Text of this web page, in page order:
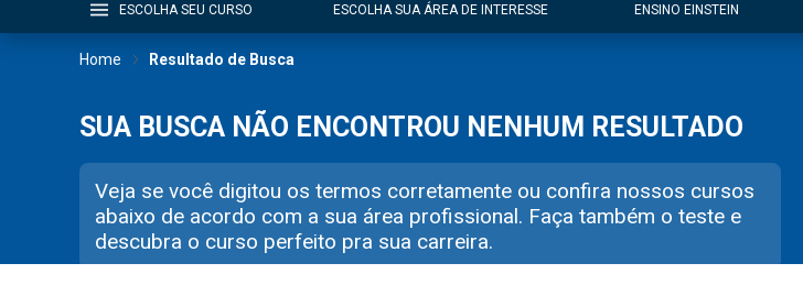
ESCOLHA SEU CURSO ESCOLHA SUA ÁREA DE INTERESSE ENSINO EINSTEIN
Home Resultado de Busca
SUA BUSCA NÃO ENCONTROU NENHUM RESULTADO
Veja se você digitou os termos corretamente ou confira nossos cursos
abaixo de acordo com a sua área profissional. Faça também o teste e
descubra o curso perfeito pra sua carreira.